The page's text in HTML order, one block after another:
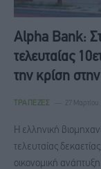
Alpha Bank:
τελευταίας
την κρίση
ΤΡΆΠΕΖΕΣ 27 Μαρτίου,
Η ελληνική
τελευταίας
οικονομική